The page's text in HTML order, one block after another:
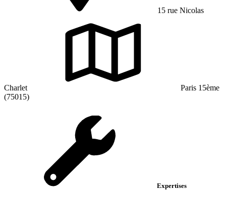
15 rue Nicolas
Charlet
Paris 15ème
(75015)
Expertises